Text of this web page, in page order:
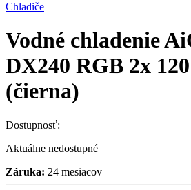
Chladiče
Vodné chladenie
DX240 RGB 2x
(čierna)
Dostupnosť:
Aktuálne nedostupné
Záruka: 24 mesiacov